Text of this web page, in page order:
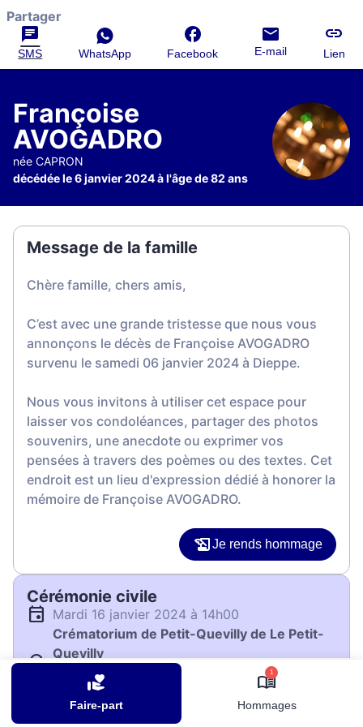
Faire-part
1
Hommages
Partager
SMS WhatsApp Facebook E-mail Lien
Françoise
AVOGADRO
née CAPRON
décédée le 6 janvier 2024 à l'âge de 82 ans
Message de la famille
Chère famille, chers amis,
C’est avec une grande tristesse que nous vous
annonçons le décès de Françoise AVOGADRO
survenu le samedi 06 janvier 2024 à Dieppe.
Nous vous invitons à utiliser cet espace pour
laisser vos condoléances, partager des photos
souvenirs, une anecdote ou exprimer vos
pensées à travers des poèmes ou des textes. Cet
endroit est un lieu d'expression dédié à honorer la
mémoire de Françoise AVOGADRO.
Je rends hommage
Cérémonie civile
mardi 16 janvier 2024 à 14h00
Crématorium de Petit-Quevilly de Le Petit-
Quevilly
5 rue Elisa Lemonnier
76140 Le Petit-Quevilly